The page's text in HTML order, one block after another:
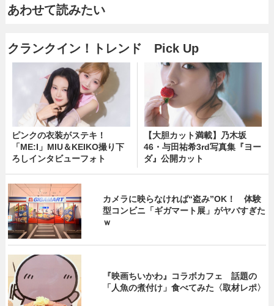
あわせて読みたい
クランクイン！トレンド Pick Up
ピンクの衣装がステキ！
「ME:I」MIU＆KEIKO撮り下
ろしインタビューフォト
【大胆カット満載】乃木坂
46・与田祐希3rd写真集『ヨー
ダ』公開カット
カメラに映らなければ“盗み”OK！ 体験
型コンビニ「ギガマート展」がヤバすぎた
ｗ
『映画ちいかわ』コラボカフェ 話題の
「人魚の煮付け」食べてみた〈取材レポ〉